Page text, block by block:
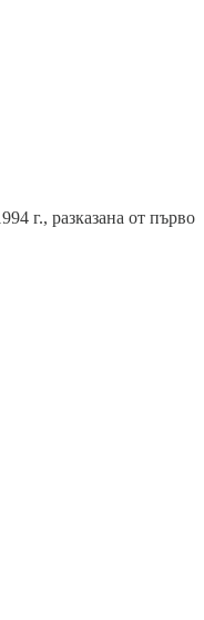
г., разказана от първо